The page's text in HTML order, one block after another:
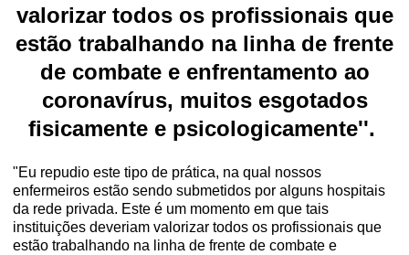
valorizar todos os profissionais que
estão trabalhando na linha de frente
de combate e enfrentamento ao
coronavírus, muitos esgotados
fisicamente e psicologicamente''.
"Eu repudio este tipo de prática, na qual nossos
enfermeiros estão sendo submetidos por alguns hospitais
da rede privada. Este é um momento em que tais
instituições deveriam valorizar todos os profissionais que
estão trabalhando na linha de frente de combate e